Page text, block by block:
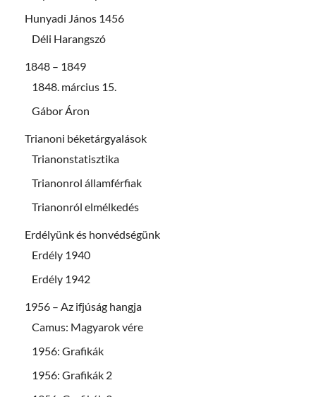
Hunyadi János 1456
Déli Harangszó
1848 – 1849
1848. március 15.
Gábor Áron
Trianoni béketárgyalások
Trianonstatisztika
Trianonrol államférfiak
Trianonról elmélkedés
Erdélyünk és honvédségünk
Erdély 1940
Erdély 1942
1956 – Az ifjúság hangja
Camus: Magyarok vére
1956: Grafikák
1956: Grafikák 2